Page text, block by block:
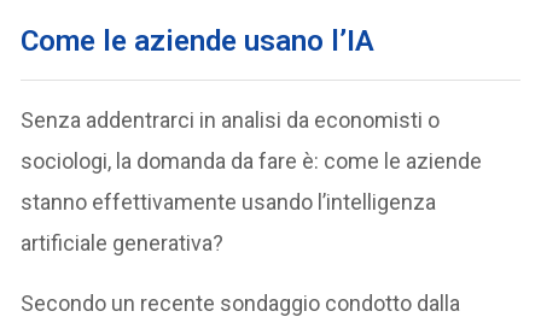
Come le aziende usano l’IA
Senza addentrarci in analisi da economisti o
sociologi, la domanda da fare è: come le aziende
stanno effettivamente usando l’intelligenza
artificiale generativa?
Secondo un recente sondaggio condotto dalla